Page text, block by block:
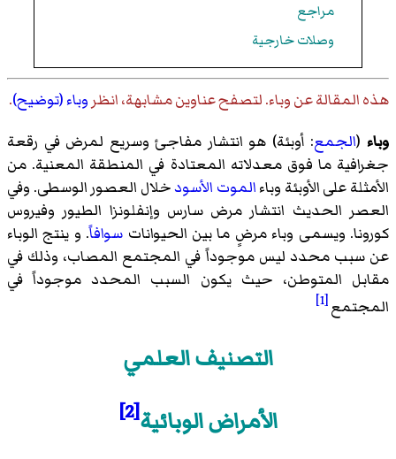
مراجع
وصلات خارجية
هذه المقالة عنوباء. لتصفح عناوين مشابهة، انظروباء (توضيح).
وباء(الجمع: أوبئة) هو انتشار مفاجئ وسريع لمرض في رقعة
جغرافية ما فوق معدلاته المعتادة في المنطقة المعنية. من
الأمثلة على الأوبئة وباءالموت الأسودخلال العصور الوسطى. وفي
العصر الحديث انتشار مرض سارس وإنفلونزا الطيور وفيروس
كورونا. ويسمى وباء مرضٍ ما بين الحيوانات سوافاً. و ينتج الوباء
عن سبب محدد ليس موجوداً في المجتمع المصاب، وذلك في
مقابل المتوطن، حيث يكون السبب المحدد موجوداً في
المجتمع[1]
التصنيف العلمي
الأمراض الوبائية[2]